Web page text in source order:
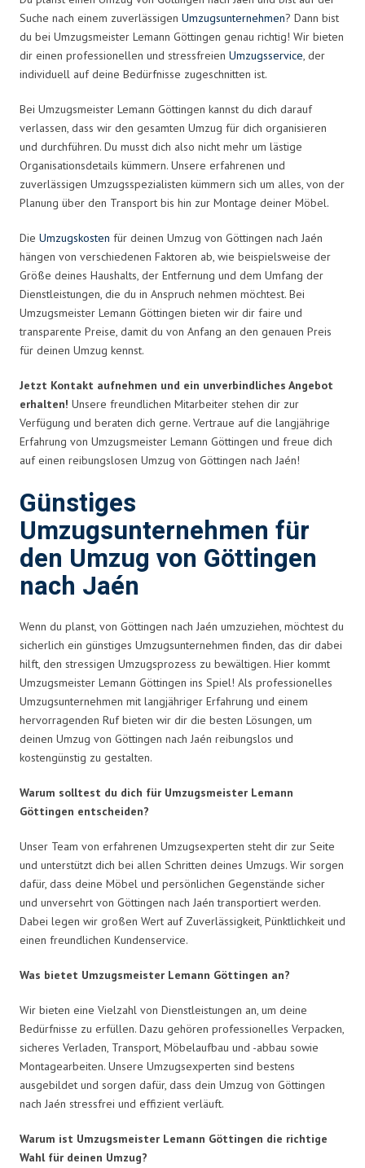
Suche nach einem zuverlässigen Umzugsunternehmen? Dann bist
du bei Umzugsmeister Lemann Göttingen genau richtig! Wir bieten
dir einen professionellen und stressfreien Umzugsservice, der
individuell auf deine Bedürfnisse zugeschnitten ist.
Bei Umzugsmeister Lemann Göttingen kannst du dich darauf
verlassen, dass wir den gesamten Umzug für dich organisieren
und durchführen. Du musst dich also nicht mehr um lästige
Organisationsdetails kümmern. Unsere erfahrenen und
zuverlässigen Umzugsspezialisten kümmern sich um alles, von der
Planung über den Transport bis hin zur Montage deiner Möbel.
Die Umzugskosten für deinen Umzug von Göttingen nach Jaén
hängen von verschiedenen Faktoren ab, wie beispielsweise der
Größe deines Haushalts, der Entfernung und dem Umfang der
Dienstleistungen, die du in Anspruch nehmen möchtest. Bei
Umzugsmeister Lemann Göttingen bieten wir dir faire und
transparente Preise, damit du von Anfang an den genauen Preis
für deinen Umzug kennst.
Jetzt Kontakt aufnehmen und ein unverbindliches Angebot
erhalten! Unsere freundlichen Mitarbeiter stehen dir zur
Verfügung und beraten dich gerne. Vertraue auf die langjährige
Erfahrung von Umzugsmeister Lemann Göttingen und freue dich
auf einen reibungslosen Umzug von Göttingen nach Jaén!
Günstiges
Umzugsunternehmen für
den Umzug von Göttingen
nach Jaén
Wenn du planst, von Göttingen nach Jaén umzuziehen, möchtest du
sicherlich ein günstiges Umzugsunternehmen finden, das dir dabei
hilft, den stressigen Umzugsprozess zu bewältigen. Hier kommt
Umzugsmeister Lemann Göttingen ins Spiel! Als professionelles
Umzugsunternehmen mit langjähriger Erfahrung und einem
hervorragenden Ruf bieten wir dir die besten Lösungen, um
deinen Umzug von Göttingen nach Jaén reibungslos und
kostengünstig zu gestalten.
Warum solltest du dich für Umzugsmeister Lemann
Göttingen entscheiden?
Unser Team von erfahrenen Umzugsexperten steht dir zur Seite
und unterstützt dich bei allen Schritten deines Umzugs. Wir sorgen
dafür, dass deine Möbel und persönlichen Gegenstände sicher
und unversehrt von Göttingen nach Jaén transportiert werden.
Dabei legen wir großen Wert auf Zuverlässigkeit, Pünktlichkeit und
einen freundlichen Kundenservice.
Was bietet Umzugsmeister Lemann Göttingen an?
Wir bieten eine Vielzahl von Dienstleistungen an, um deine
Bedürfnisse zu erfüllen. Dazu gehören professionelles Verpacken,
sicheres Verladen, Transport, Möbelaufbau und -abbau sowie
Montagearbeiten. Unsere Umzugsexperten sind bestens
ausgebildet und sorgen dafür, dass dein Umzug von Göttingen
nach Jaén stressfrei und effizient verläuft.
Warum ist Umzugsmeister Lemann Göttingen die richtige
Wahl für deinen Umzug?